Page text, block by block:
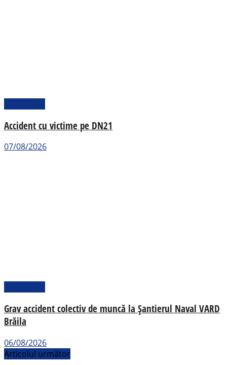
Accident cu victime pe DN21
07/08/2026
Grav accident colectiv de muncă la Șantierul Naval VARD
Brăila
06/08/2026
Articolul următor